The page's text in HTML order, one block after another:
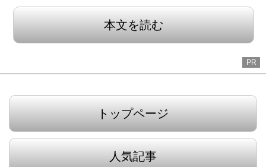
本文を読む
PR
トップページ
人気記事